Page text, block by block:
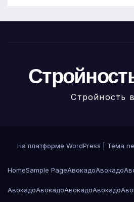
Стройность
На платформе WordPress Тема
HomeSample PageАвокадоАвокадо
АвокадоАвокадоАвокадоАвокадо